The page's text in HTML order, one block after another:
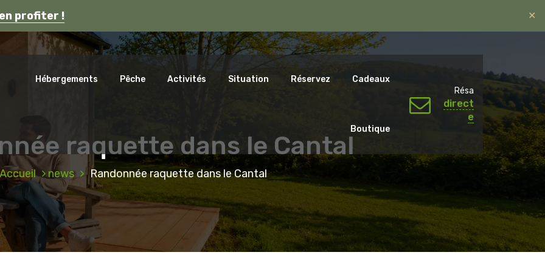
profiter ! ✕
Auvergne.
Hébergements Pêche Activités Situation Réservez Cadeaux
Boutique
Résa
direct
e
raquette dans le Cantal
Accueil news Randonnée raquette dans le Cantal